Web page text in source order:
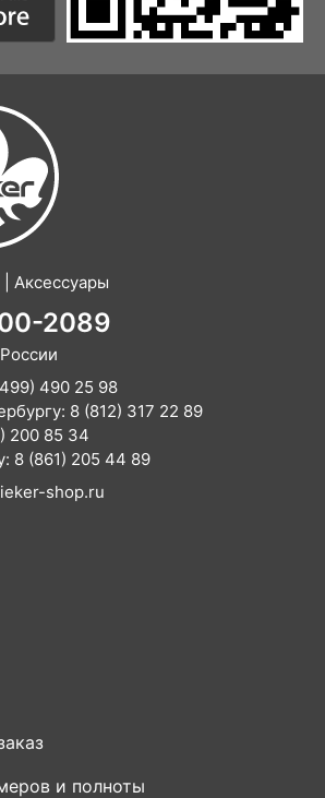
Аксессуары
2089
490 25 98
8 (812) 317 22 89
200 85 34
8 (861) 205 44 89
shop.ru
и полноты